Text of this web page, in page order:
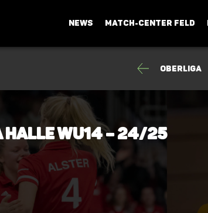
NEWS MATCH-CENTER FELD
Oberliga
wU14 – 24/25